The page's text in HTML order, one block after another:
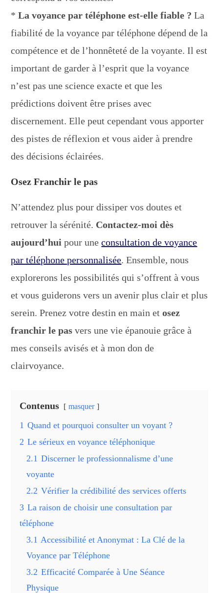
*La voyance par téléphone est-elle fiable ? La
fiabilité de la voyance par téléphone dépend de la
compétence et de l’honnêteté de la voyante. Il est
important de garder à l’esprit que la voyance
n’est pas une science exacte et que les
prédictions doivent être prises avec
discernement. Elle peut cependant vous apporter
des pistes de réflexion et vous aider à prendre
des décisions éclairées.
Osez Franchir le pas
N’attendez plus pour dissiper vos doutes et
retrouver la sérénité. Contactez-moi dès
aujourd’hui pour uneconsultation de voyance
par téléphone personnalisée. Ensemble, nous
explorerons les possibilités qui s’offrent à vous
et vous guiderons vers un avenir plus clair et plus
serein. Prenez votre destin en main etosez
franchir le pas vers une vie épanouie grâce à
mes conseils avisés et à mon don de
clairvoyance.
Contenus masquer
1 Quand et pourquoi consulter un voyant ?
2 Le sérieux en voyance téléphonique
2.1 Discerner le professionnalisme d’une
voyante
2.2 Vérifier la crédibilité des services offerts
3 La raison de choisir une consultation par
téléphone
3.1 Accessibilité et Anonymat : La Clé de la
Voyance par Téléphone
3.2 Efficacité Comparée à Une Séance
Physique